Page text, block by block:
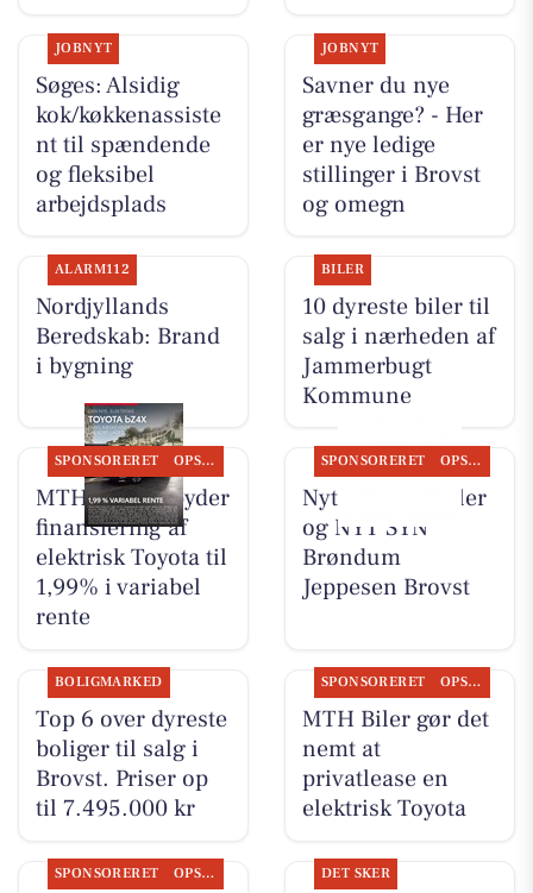
JOBNYT
Søges: Alsidig
kok/køkkenassiste
nt til spændende
og fleksibel
arbejdsplads
JOBNYT
Savner du nye
græsgange? - Her
er nye ledige
stillinger i Brovst
og omegn
ALARM112
Nordjyllands
Beredskab: Brand
i bygning
BILER
10 dyreste biler til
salg i nærheden af
Jammerbugt
Kommune
SPONSORERET OPSLAGSTAVLEN
MTH Biler tilbyder
finansiering af
elektrisk Toyota til
1,99% i variabel
rente
SPONSORERET OPSLAGSTAVLEN
Nyt fra MTH Biler
og NYT SYN
Brøndum
Jeppesen Brovst
BOLIGMARKED
Top 6 over dyreste
boliger til salg i
Brovst. Priser op
til 7.495.000 kr
SPONSORERET OPSLAGSTAVLEN
MTH Biler gør det
nemt at
privatlease en
elektrisk Toyota
SPONSORERET OPSLAGSTAVLEN DET SKER